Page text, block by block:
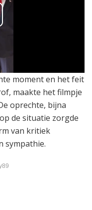
moment en het feit
maakte het filmpje
oprechte, bijna
de situatie zorgde
van kritiek
sympathie.